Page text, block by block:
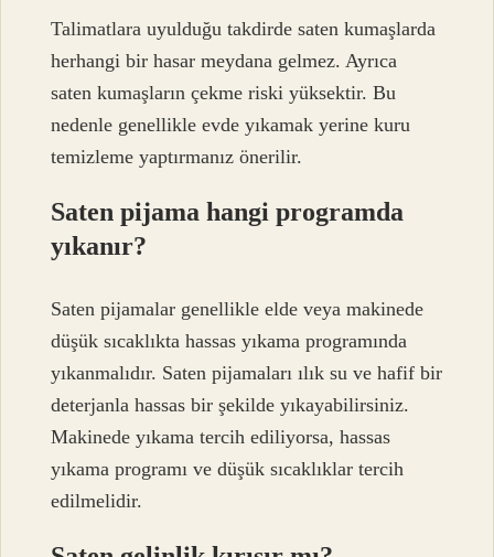
Talimatlara uyulduğu takdirde saten kumaşlarda
herhangi bir hasar meydana gelmez. Ayrıca
saten kumaşların çekme riski yüksektir. Bu
nedenle genellikle evde yıkamak yerine kuru
temizleme yaptırmanız önerilir.
Saten pijama hangi programda
yıkanır?
Saten pijamalar genellikle elde veya makinede
düşük sıcaklıkta hassas yıkama programında
yıkanmalıdır. Saten pijamaları ılık su ve hafif bir
deterjanla hassas bir şekilde yıkayabilirsiniz.
Makinede yıkama tercih ediliyorsa, hassas
yıkama programı ve düşük sıcaklıklar tercih
edilmelidir.